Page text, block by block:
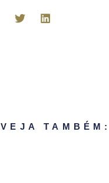
VEJA TAMBÉM: